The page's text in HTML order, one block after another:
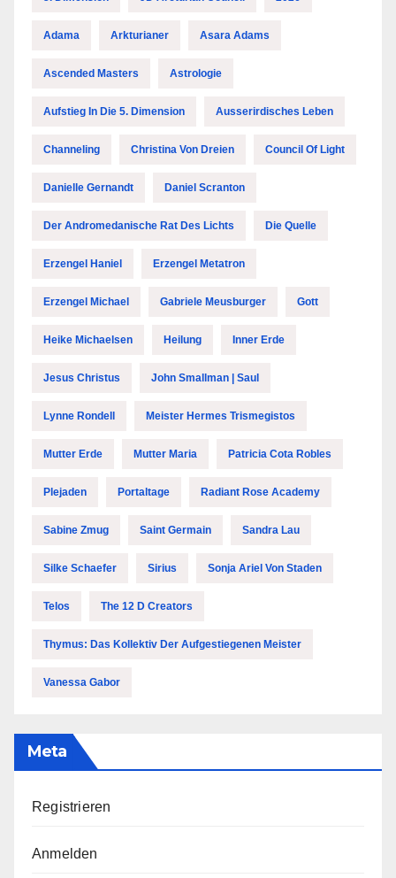
Adama Arkturianer Asara Adams
Ascended Masters Astrologie
Aufstieg In Die 5. Dimension Ausserirdisches Leben
Channeling Christina Von Dreien Council Of Light
Danielle Gernandt Daniel Scranton
Der Andromedanische Rat Des Lichts Die Quelle
Erzengel Haniel Erzengel Metatron
Erzengel Michael Gabriele Meusburger Gott
Heike Michaelsen Heilung Inner Erde
Jesus Christus John Smallman | Saul
Lynne Rondell Meister Hermes Trismegistos
Mutter Erde Mutter Maria Patricia Cota Robles
Plejaden Portaltage Radiant Rose Academy
Sabine Zmug Saint Germain Sandra Lau
Silke Schaefer Sirius Sonja Ariel Von Staden
Telos The 12 D Creators
Thymus: Das Kollektiv Der Aufgestiegenen Meister
Vanessa Gabor
Meta
Registrieren
Anmelden